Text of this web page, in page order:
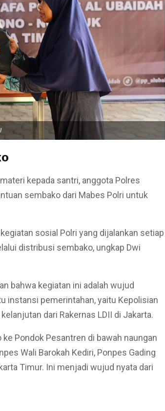
kepada santri, anggota Polres
sembako dari Mabes Polri untuk
sosial Polri yang dijalankan setiap
distribusi sembako, ungkap Dwi
bahwa kegiatan ini adalah wujud
instansi pemerintahan, yaitu Kepolisian
dari Rakernas LDII di Jakarta.
Pondok Pesantren di bawah naungan
Wali Barokah Kediri, Ponpes Gading
Timur. Ini menjadi wujud nyata dari